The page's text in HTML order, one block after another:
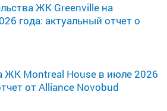
ЖК Greenville на
года: актуальный отчет о
ЖК Montreal House в июле 2026
от Alliance Novobud